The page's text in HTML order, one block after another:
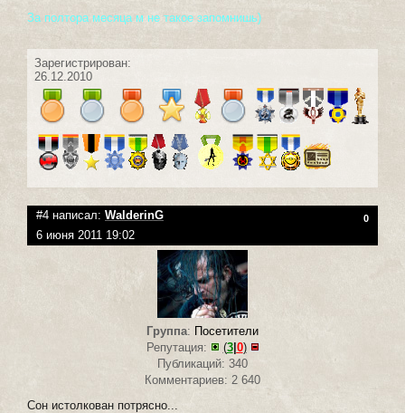
За полтора месяца м не такое запомнишь)
Зарегистрирован:
26.12.2010
#4 написал: WalderinG 0
6 июня 2011 19:02
Группа: Посетители
Репутация:
(3| 0)
Публикаций: 340
Комментариев: 2 640
Сон истолкован потрясно...